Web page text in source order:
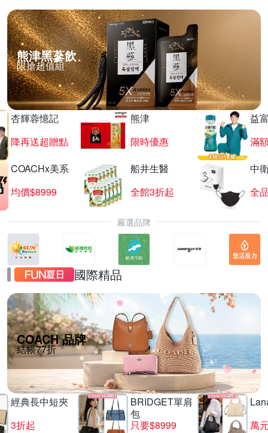
熊津黑蔘飲
限搶超值組
杏輝蓉憶記
降再送超贈點
熊津
限時優惠
益
滿
COACHx美系
均價$8999
船井生醫
全館3折起
中
全
嚴選品牌
國際精品
COACH 品牌
結帳77折
經典長中短夾
3折起
BRIDGET單肩
包
只要$8999
萬